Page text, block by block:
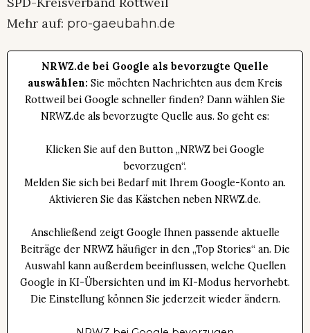
Mehr auf: pro-gaeubahn.de
NRWZ.de bei Google als bevorzugte Quelle
auswählen: Sie möchten Nachrichten aus dem Kreis
Rottweil bei Google schneller finden? Dann wählen Sie
NRWZ.de als bevorzugte Quelle aus. So geht es:
Klicken Sie auf den Button „NRWZ bei Google
bevorzugen“.
Melden Sie sich bei Bedarf mit Ihrem Google-Konto an.
Aktivieren Sie das Kästchen neben NRWZ.de.
Anschließend zeigt Google Ihnen passende aktuelle
Beiträge der NRWZ häufiger in den „Top Stories“ an. Die
Auswahl kann außerdem beeinflussen, welche Quellen
Google in KI-Übersichten und im KI-Modus hervorhebt.
Die Einstellung können Sie jederzeit wieder ändern.